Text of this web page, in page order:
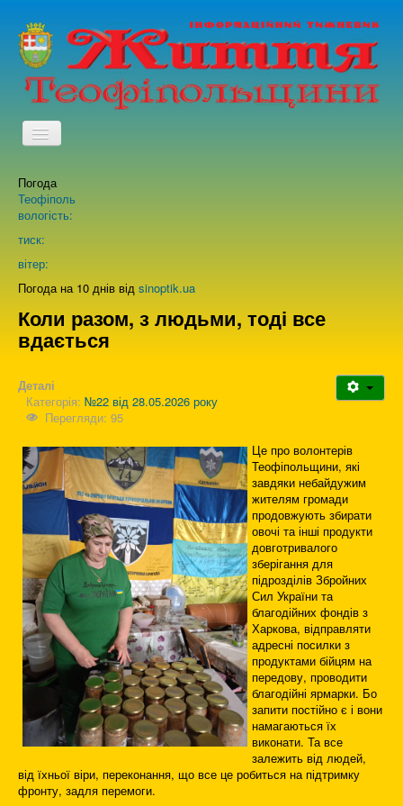
TPL_PROTOSTAR_TOGGLE_MENU
Про нас
Погода
Теофіполь
вологість:
тиск:
вітер:
Погода на 10 днів від sinoptik.ua
Коли разом, з людьми, тоді все
вдається
Деталі
Категорія: №22 від 28.05.2026 року
Перегляди: 95
Це про волонтерів
Теофіпольщини, які
завдяки небайдужим
жителям громади
продовжують збирати
овочі та інші продукти
довготривалого
зберігання для
підрозділів Збройних
Сил України та
благодійних фондів з
Харкова, відправляти
адресні посилки з
продуктами бійцям на
передову, проводити
благодійні ярмарки. Бо
запити постійно є і вони
намагаються їх
виконати. Та все
залежить від людей,
від їхньої віри, переконання, що все це робиться на підтримку
фронту, задля перемоги.